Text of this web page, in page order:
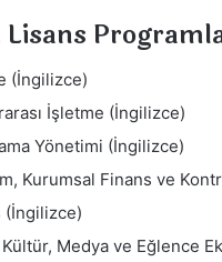
(İngilizce)
İşletme (İngilizce)
Yönetimi (İngilizce)
Kurumsal Finans ve
(İngilizce)
Kültür, Medya ve Eğlence